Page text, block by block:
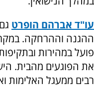
עו"ד אברהם הופרט
ההגנה וההרחקה.
פועל במהירות
את הפוגעים מהבית.
רבים ממעגל האלימות